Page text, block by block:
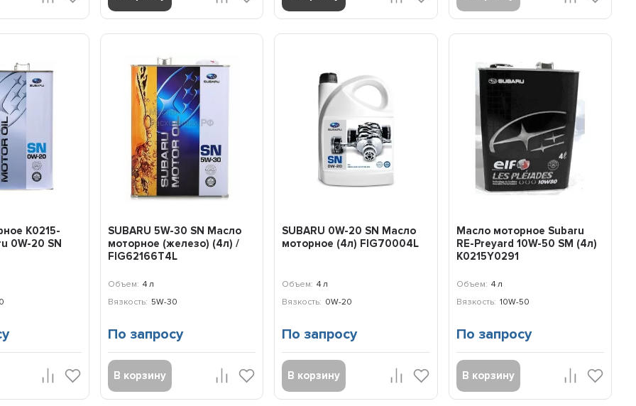
K0215-
0W-20 SN
SUBARU 5W-30 SN Масло
моторное (железо) (4л) /
FIG62166T4L
Объем: 4 л
Вязкость: 5W-30
По запросу
В корзину
SUBARU 0W-20 SN Масло
моторное (4л) FIG70004L
Объем: 4 л
Вязкость: 0W-20
По запросу
В корзину
Масло моторное Subaru
RE-Preyard 10W-50 SM (4л)
K0215Y0291
Объем: 4 л
Вязкость: 10W-50
По запросу
В корзину